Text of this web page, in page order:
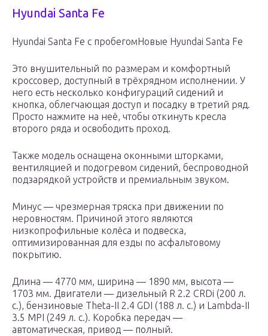
Hyundai Santa Fe
Hyundai Santa Fe с пробегомНовые Hyundai Santa Fe
Это внушительный по размерам и комфортный
кроссовер, доступный в трёхрядном исполнении. У
него есть несколько конфигураций сидений и
кнопка, облегчающая доступ и посадку в третий ряд.
Просто нажмите на неё, чтобы откинуть кресла
второго ряда и освободить проход.
Также модель оснащена оконными шторками,
вентиляцией и подогревом сидений, беспроводной
подзарядкой устройств и премиальным звуком.
Минус — чрезмерная тряска при движении по
неровностям. Причиной этого являются
низкопрофильные колёса и подвеска,
оптимизированная для езды по асфальтовому
покрытию.
Длина — 4770 мм, ширина — 1890 мм, высота —
1703 мм. Двигатели — дизельный R 2.2 CRDi (200 л.
с.), бензиновые Theta-II 2.4 GDI (188 л. с.) и Lambda-II
3.5 MPI (249 л. с.). Коробка передач —
автоматическая, привод — полный.